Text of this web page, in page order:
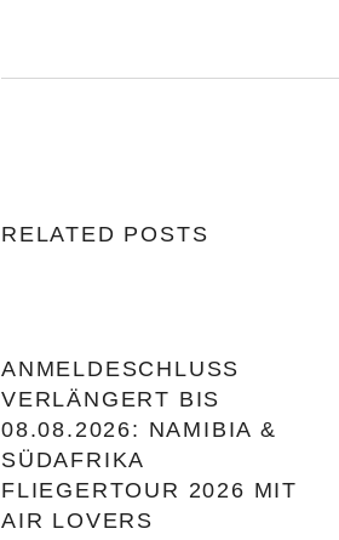
RELATED POSTS
ANMELDESCHLUSS
VERLÄNGERT BIS
08.08.2026: NAMIBIA &
SÜDAFRIKA
FLIEGERTOUR 2026 MIT
AIR LOVERS